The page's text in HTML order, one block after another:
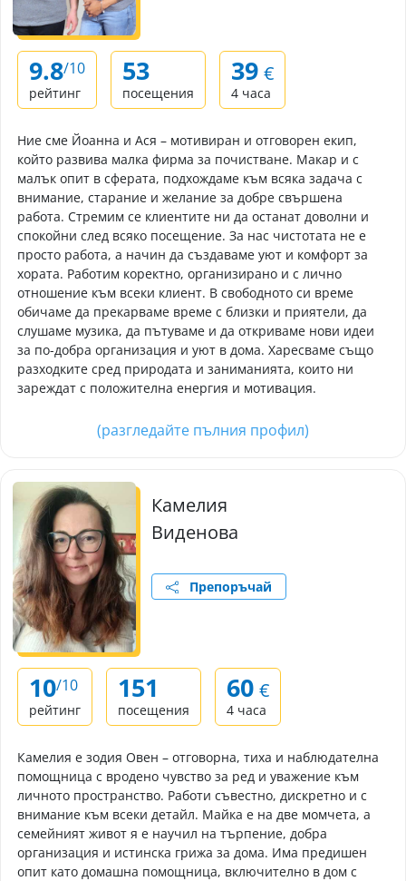
9.8/10
рейтинг
53
посещения
39 €
4 часа
Ние сме Йоанна и Ася – мотивиран и отговорен екип,
който развива малка фирма за почистване. Макар и с
малък опит в сферата, подхождаме към всяка задача с
внимание, старание и желание за добре свършена
работа. Стремим се клиентите ни да останат доволни и
спокойни след всяко посещение. За нас чистотата не е
просто работа, а начин да създаваме уют и комфорт за
хората. Работим коректно, организирано и с лично
отношение към всеки клиент. В свободното си време
обичаме да прекарваме време с близки и приятели, да
слушаме музика, да пътуваме и да откриваме нови идеи
за по-добра организация и уют в дома. Харесваме също
разходките сред природата и заниманията, които ни
зареждат с положителна енергия и мотивация.
(разгледайте пълния профил)
Камелия
Виденова
Препоръчай
10/10
рейтинг
151
посещения
60 €
4 часа
Камелия е зодия Овен – отговорна, тиха и наблюдателна
помощница с вродено чувство за ред и уважение към
личното пространство. Работи съвестно, дискретно и с
внимание към всеки детайл. Майка е на две момчета, а
семейният живот я е научил на търпение, добра
организация и истинска грижа за дома. Има предишен
опит като домашна помощница, включително в дом с